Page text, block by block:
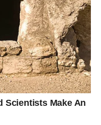
posao ili jednu
životu. Ono što ćete
odluku koja